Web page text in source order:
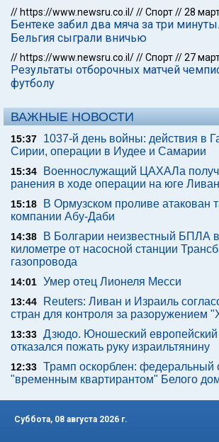
// https://www.newsru.co.il///Спорт//28
Бентеке забил два мяча за три
Бельгия сыграли вничью
// https://www.newsru.co.il///Спорт//27
Результаты отборочных матчей
футболу
ВАЖНЫЕ НОВОСТИ
15:37
1037-й день войны: действия в
Сирии, операции в Иудее и Самарии
15:34
Военнослужащий ЦАХАЛа
ранения в ходе операции на юге
15:18
В Ормузском проливе атакован
компании Абу-Даби
14:38
В Болгарии неизвестный БПЛА
километре от насосной станции
газопровода
14:01 Умер отец Лионеля Месси
13:44
Reuters: Ливан и Израиль
стран для контроля за разоружением
13:33 Дзюдо. Юношеский европейский
отказался пожать руку израильтянину
12:33 Трамп оскорблен: федеральный
"временным квартирантом" Белого
Суббота, 08 августа 2026 г.